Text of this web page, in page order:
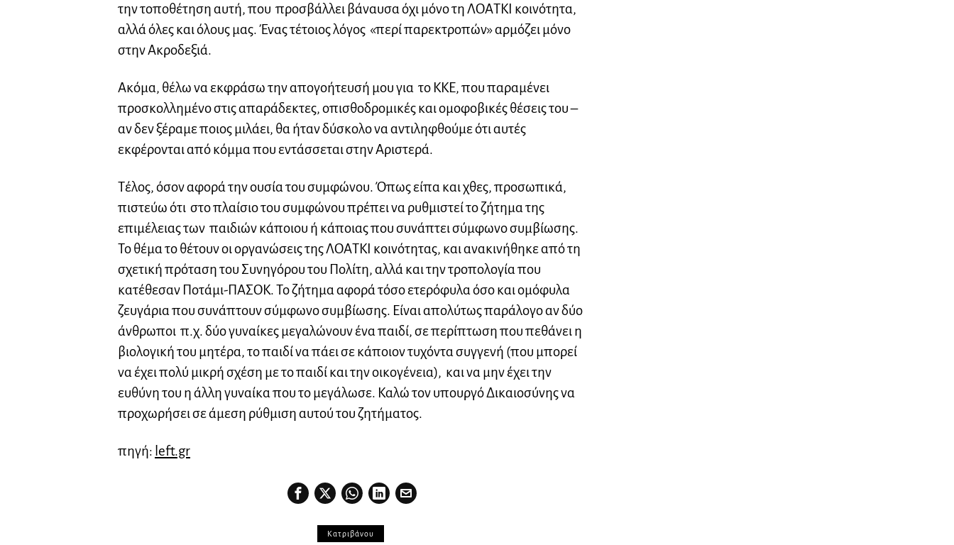
την τοποθέτηση αυτή, που προσβάλλει βάναυσα όχι μόνο τη ΛΟΑTKI κοινότητα,
αλλά όλες και όλους μας. Ένας τέτοιος λόγος «περί παρεκτροπών» αρμόζει μόνο
στην Ακροδεξιά.
Ακόμα, θέλω να εκφράσω την απογοήτευσή μου για το ΚΚΕ, που παραμένει
προσκολλημένο στις απαράδεκτες, οπισθοδρομικές και ομοφοβικές θέσεις του –
αν δεν ξέραμε ποιος μιλάει, θα ήταν δύσκολο να αντιληφθούμε ότι αυτές
εκφέρονται από κόμμα που εντάσσεται στην Αριστερά.
Τέλος, όσον αφορά την ουσία του συμφώνου. Όπως είπα και χθες, προσωπικά,
πιστεύω ότι στο πλαίσιο του συμφώνου πρέπει να ρυθμιστεί το ζήτημα της
επιμέλειας των παιδιών κάποιου ή κάποιας που συνάπτει σύμφωνο συμβίωσης.
Το θέμα το θέτουν οι οργανώσεις της ΛΟΑTKI κοινότητας, και ανακινήθηκε από τη
σχετική πρόταση του Συνηγόρου του Πολίτη, αλλά και την τροπολογία που
κατέθεσαν Ποτάμι-ΠΑΣΟΚ. Το ζήτημα αφορά τόσο ετερόφυλα όσο και ομόφυλα
ζευγάρια που συνάπτουν σύμφωνο συμβίωσης. Είναι απολύτως παράλογο αν δύο
άνθρωποι π.χ. δύο γυναίκες μεγαλώνουν ένα παιδί, σε περίπτωση που πεθάνει η
βιολογική του μητέρα, το παιδί να πάει σε κάποιον τυχόντα συγγενή (που μπορεί
να έχει πολύ μικρή σχέση με το παιδί και την οικογένεια), και να μην έχει την
ευθύνη του η άλλη γυναίκα που το μεγάλωσε. Καλώ τον υπουργό Δικαιοσύνης να
προχωρήσει σε άμεση ρύθμιση αυτού του ζητήματος.
πηγή: left.gr
Κατριβάνου